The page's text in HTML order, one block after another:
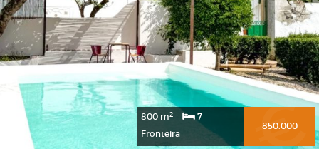
800 m2
7
Fronteira
850.000